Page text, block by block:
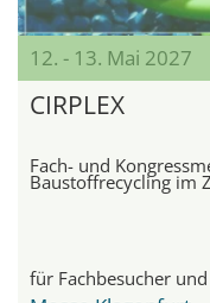
12. - 13. Mai 2027
CIRPLEX
Fach- und
Baustoffrecycling im
für Fachbesucher